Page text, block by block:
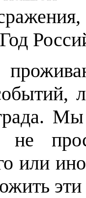
не
или